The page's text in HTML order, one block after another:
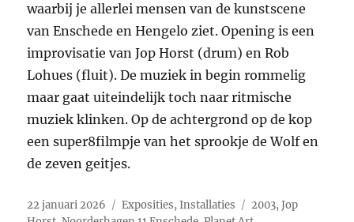
waarbij je allerlei mensen van de kunstscene
van Enschede en Hengelo ziet. Opening is een
improvisatie van Jop Horst (drum) en Rob
Lohues (fluit). De muziek in begin rommelig
maar gaat uiteindelijk toch naar ritmische
muziek klinken. Op de achtergrond op de kop
een super8filmpje van het sprookje de Wolf en
de zeven geitjes.
Geplaatst
22 januari 2026 Categorieën
Exposities,Installaties Tags
2003,Jop